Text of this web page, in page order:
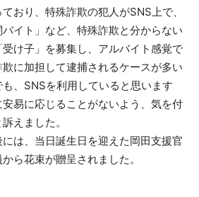
おり、特殊詐欺の犯人がSNS上で、
バイト」など、特殊詐欺と分からない
け子」を募集し、アルバイト感覚で
に加担して逮捕されるケースが多い
、SNSを利用していると思います
易に応じることがないよう、気を付
えました。
は、当日誕生日を迎えた岡田支援官
ら花束が贈呈されました。